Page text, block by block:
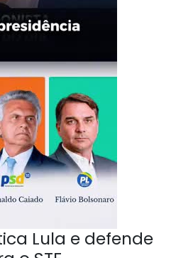
Lula e defende